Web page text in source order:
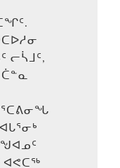
ᓕᓵᒧᑦ,
ᐊᕙᑕᖅ